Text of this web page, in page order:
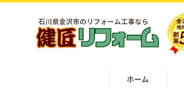
ホーム